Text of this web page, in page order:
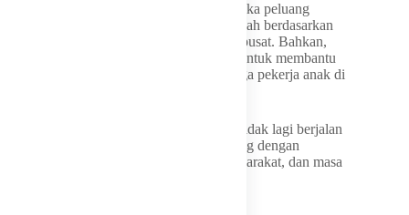
Tak hanya itu, Pemprov NTB juga membuka peluang
pembangunan SLB baru di sejumlah wilayah berdasarkan
pemetaan kebutuhan bersama pemerintah pusat. Bahkan,
kader posyandu nantinya akan dilibatkan untuk membantu
pendataan anak rawan putus sekolah hingga pekerja anak di
“Pak Gubernur ingin pendidikan di NTB tidak lagi berjalan
sendiri-sendiri, tetapi benar-benar terhubung dengan
kebutuhan dunia kerja, kondisi sosial masyarakat, dan masa